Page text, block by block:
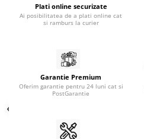
Motoburghie
Motocultoare
Zdrobitori si Teascuri fructe
Piese de schimb
Piese atomizoare
Plati online securizate
Ai posibilitatea de a plati online cat
si ramburs la curier
Garantie Premium
Oferim garantie pentru 24 luni cat si
PostGarantie